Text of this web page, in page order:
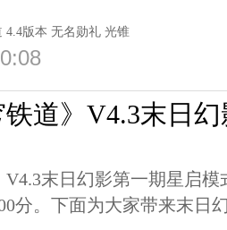
4.4版本 无名勋礼 光锥
铁道》V4.3末日
V4.3末日幻影第一期星启
分。下面为大家带来末日